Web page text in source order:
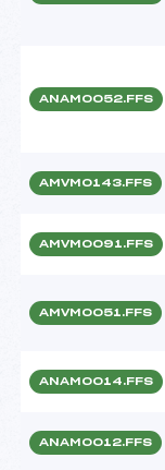
ANAM0052.FFS
AMVM0143.FFS
AMVM0091.FFS
AMVM0051.FFS
ANAM0014.FFS
ANAM0012.FFS